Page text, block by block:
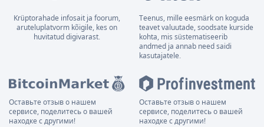
Krüptorahade infosait ja foorum,
aruteluplatvorm kõigile, kes on
huvitatud digivarast.
Teenus, mille eesmärk on koguda
teavet valuutade, soodsate kurside
kohta, mis süstematiseerib
andmed ja annab need saidi
kasutajatele.
Оставьте отзыв о нашем
сервисе, поделитесь о вашей
находке с другими!
Оставьте отзыв о нашем
сервисе, поделитесь о вашей
находке с другими!